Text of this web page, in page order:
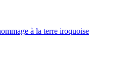
à la terre iroquoise